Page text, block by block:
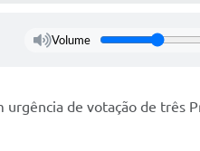
Volume
urgência de votação de três